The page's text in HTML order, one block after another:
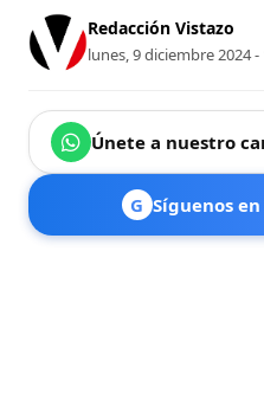
Redacción Vistazo
lunes, 9 diciembre 2024 -
Únete a nuestro
G Síguenos